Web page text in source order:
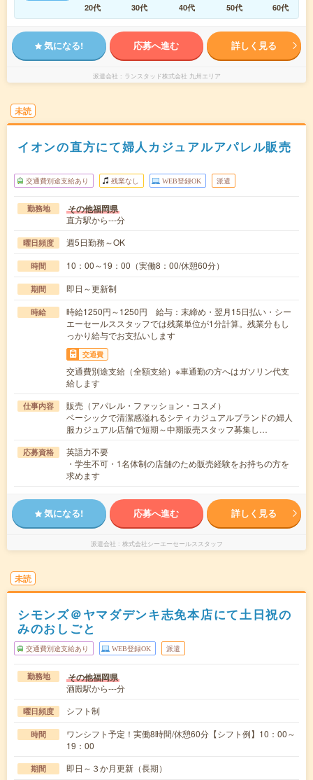
20代
30代 40代 50代 60代
気になる! 応募へ進む 詳しく見る
派遣会社 ランスタッド株式会社 九州エリア
未読
イオンの直方にて婦人カジュアルアパレル販売
交通費別途支給あり 残業なし WEB登録OK 派遣
勤務地 その他福岡県
直方駅から---分
曜日頻度 週5日勤務～OK
時間 10：00～19：00（実働8：00/休憩60分）
期間 即日～更新制
時給
時給1250円～1250円 給与：末締め・翌月15日払い・シー
エーセールススタッフでは残業単位が1分計算。残業分もし
っかり給与でお支払いします
交通費
交通費別途支給（全額支給）※車通勤の方へはガソリン代支
給します
仕事内容
販売（アパレル・ファッション・コスメ）
ベーシックで清潔感溢れるシティカジュアルブランドの婦人
服カジュアル店舗で短期～中期販売スタッフ募集し…
応募資格
英語力不要
・学生不可・1名体制の店舗のため販売経験をお持ちの方を
求めます
気になる! 応募へ進む 詳しく見る
派遣会社 株式会社シーエーセールススタッフ
未読
シモンズ＠ヤマダデンキ志免本店にて土日祝の
みのおしごと
交通費別途支給あり WEB登録OK 派遣
勤務地 その他福岡県
酒殿駅から---分
曜日頻度 シフト制
時間
ワンシフト予定！実働8時間/休憩60分【シフト例】10：00～
19：00
期間 即日～３か月更新（長期）